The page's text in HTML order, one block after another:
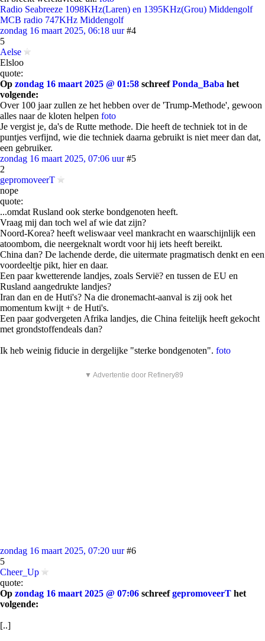
Radio Seabreeze 1098KHz(Laren) en 1395KHz(Grou) Middengolf
MCB radio 747KHz Middengolf
zondag 16 maart 2025, 06:18 uur #4
5
Aelse
Elsloo
quote:
Op zondag 16 maart 2025 @ 01:58 schreefPonda_Baba het
volgende:
Over 100 jaar zullen ze het hebben over de 'Trump-Methode', gewoon
alles naar de kloten helpen foto
Je vergist je, da's de Rutte methode. Die heeft de techniek tot in de
puntjes verfijnd, wie die techniek daarna gebruikt is niet meer dan dat,
een gebruiker.
zondag 16 maart 2025, 07:06 uur #5
2
gepromoveerT
nope
quote:
...omdat Rusland ook sterke bondgenoten heeft.
Vraag mij dan toch wel af wie dat zijn?
Noord-Korea? heeft weliswaar veel mankracht en waarschijnlijk een
atoombom, die neergeknalt wordt voor hij iets heeft bereikt.
China dan? De lachende derde, die uitermate pragmatisch denkt en een
voordeeltje pikt, hier en daar.
Een paar kwetterende landjes, zoals Servië? en tussen de EU en
Rusland aangedrukte landjes?
Iran dan en de Huti's? Na die dronemacht-aanval is zij ook het
momentum kwijt + de Huti's.
Een paar godvergeten Afrika landjes, die China feitelijk heeft gekocht
met grondstoffendeals dan?
Ik heb weinig fiducie in dergelijke "sterke bondgenoten". foto
▼ Advertentie door Refinery89
zondag 16 maart 2025, 07:20 uur #6
5
Cheer_Up
quote:
Op zondag 16 maart 2025 @ 07:06 schreefgepromoveerT het
volgende:
[..]